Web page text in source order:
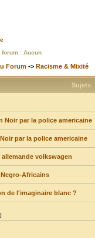
: Aucun
Forum -> Racisme & Mixité
Sujets
Noir par la police americaine
par la police americaine
volkswagen
Africains
de l'imaginaire blanc ?
]